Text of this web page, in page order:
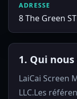
ADRESSE
8 The Green
1. Qui
LaiCai Screen
LLC.Les